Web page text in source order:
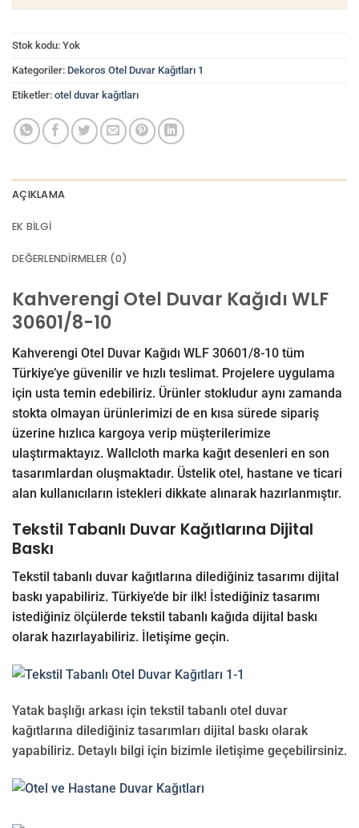
Stok kodu: Yok
Kategoriler: Dekoros Otel Duvar Kağıtları 1
Etiketler: otel duvar kağıtları
AÇIKLAMA
EK BILGI
DEĞERLENDIRMELER (0)
Kahverengi Otel Duvar Kağıdı WLF
30601/8-10
Kahverengi Otel Duvar Kağıdı WLF 30601/8-10 tüm
Türkiye’ye güvenilir ve hızlı teslimat. Projelere uygulama
için usta temin edebiliriz. Ürünler stokludur aynı zamanda
stokta olmayan ürünlerimizi de en kısa sürede sipariş
üzerine hızlıca kargoya verip müşterilerimize
ulaştırmaktayız. Wallcloth marka kağıt desenleri en son
tasarımlardan oluşmaktadır. Üstelik otel, hastane ve ticari
alan kullanıcıların istekleri dikkate alınarak hazırlanmıştır.
Tekstil Tabanlı Duvar Kağıtlarına Dijital
Baskı
Tekstil tabanlı duvar kağıtlarına dilediğiniz tasarımı dijital
baskı yapabiliriz. Türkiye’de bir ilk! İstediğiniz tasarımı
istediğiniz ölçülerde tekstil tabanlı kağıda dijital baskı
olarak hazırlayabiliriz. İletişime geçin.
Yatak başlığı arkası için tekstil tabanlı otel duvar
kağıtlarına dilediğiniz tasarımları dijital baskı olarak
yapabiliriz. Detaylı bilgi için bizimle iletişime geçebilirsiniz.